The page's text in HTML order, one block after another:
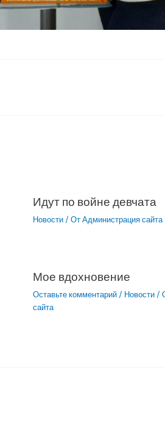
Идут по войне девчата
Новости / ОтАдминистрация сайта
Мое вдохновение
Оставьте комментарий / Новости /
сайта